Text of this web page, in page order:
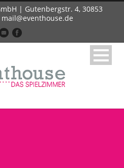
| Gutenbergstr. 4, 30853